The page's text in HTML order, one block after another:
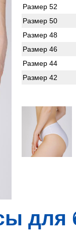
Размер 52
Размер 50
Размер 48
Размер 46
Размер 44
Размер 42